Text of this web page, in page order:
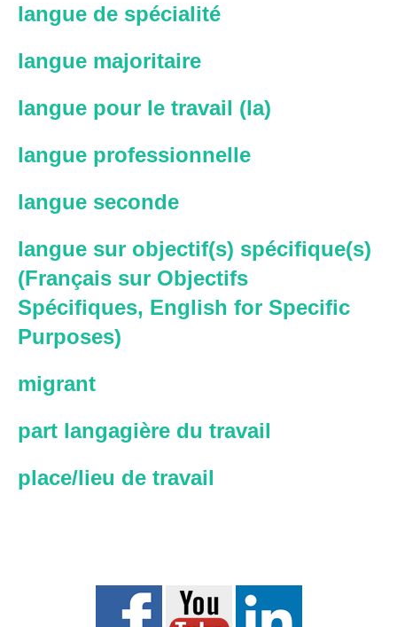
langue de spécialité
langue majoritaire
langue pour le travail (la)
langue professionnelle
langue seconde
langue sur objectif(s) spécifique(s)
(Français sur Objectifs
Spécifiques, English for Specific
Purposes)
migrant
part langagière du travail
place/lieu de travail